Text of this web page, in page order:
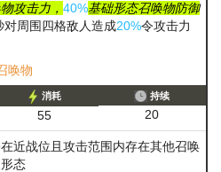
攻击力， 40%基础形态召唤物防御
对周围四格敌人造成20%令攻击力
唤物
消耗
55
持续
20
近战位且攻击范围内存在其他召唤
形态